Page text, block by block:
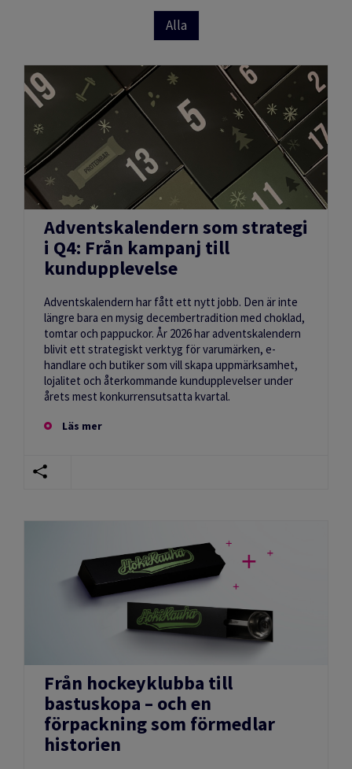
Alla
Adventskalendern som strategi
i Q4: Från kampanj till
kundupplevelse
Adventskalendern har fått ett nytt jobb. Den är inte
längre bara en mysig decembertradition med choklad,
tomtar och pappuckor. År 2026 har adventskalendern
blivit ett strategiskt verktyg för varumärken, e-
handlare och butiker som vill skapa uppmärksamhet,
lojalitet och återkommande kundupplevelser under
årets mest konkurrensutsatta kvartal.
Läs mer
Från hockeyklubba till
bastuskopa – och en
förpackning som förmedlar
historien